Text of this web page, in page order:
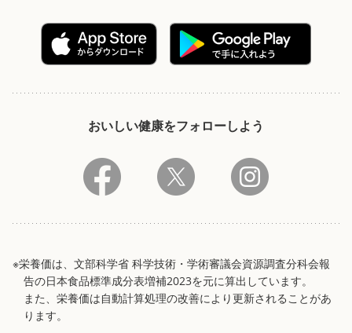
おいしい健康をフォローしよう
※栄養価は、文部科学省 科学技術・学術審議会資源調査分科会報
告の日本食品標準成分表増補2023を元に算出しています。
また、栄養価は自動計算処理の改善により更新されることがあ
ります。